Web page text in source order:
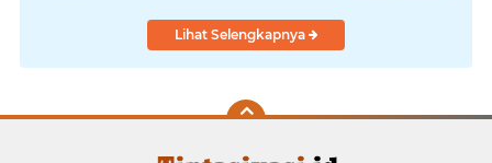
Lihat Selengkapnya